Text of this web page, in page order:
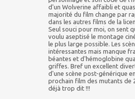
d'un Wolverine affaibli et
majorité du film change par
dans les autres films de la
Seul souci pour moi, on sent
voulu aseptisé le montage
le plus large possible. Les
intéressantes mais manque
béantes et d'hémoglobine
griffes. Bref un excellent
d'une scène post-générique
prochain film des mutants de
déjà trop dit !!!